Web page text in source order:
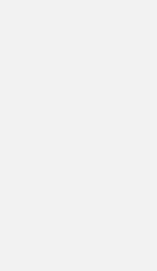
(0 BIS 24 UHR)
GmbH
09